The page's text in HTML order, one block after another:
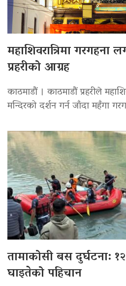
महाशिवरात्रिमा गरगहना
प्रहरीको आग्रह
काठमाडौं । काठमाडौं प्रहरीले
मन्दिरको दर्शन गर्न जाँदा महँगा
तामाकोसी बस दुर्घटना:
घाइतेको पहिचान